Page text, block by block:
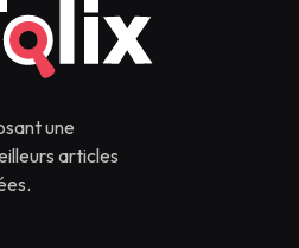
une
articles